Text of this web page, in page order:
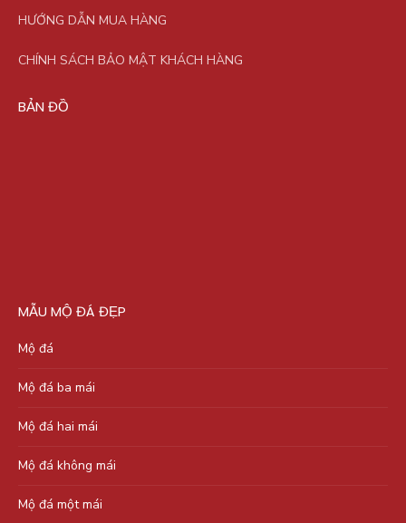
HƯỚNG DẪN MUA HÀNG
CHÍNH SÁCH BẢO MẬT KHÁCH HÀNG
BẢN ĐỒ
MẪU MỘ ĐÁ ĐẸP
Mộ đá
Mộ đá ba mái
Mộ đá hai mái
Mộ đá không mái
Mộ đá một mái